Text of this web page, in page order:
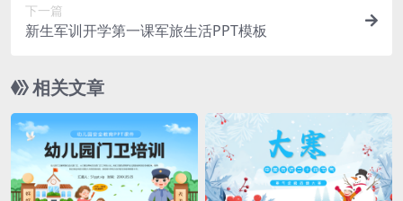
下一篇
新生军训开学第一课军旅生活PPT模板
相关文章